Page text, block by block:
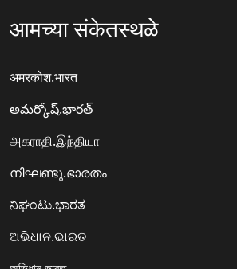
आमच्या संकेतस्थळे
अमरकोश.भारत
అమర్కోష్.భారత్
அகராதி.இந்தியா
നിഘണ്ടു.ഭാരതം
ನಿಘಂಟು.ಭಾರತ
ଅଭିଧାନ.ଭାରତ